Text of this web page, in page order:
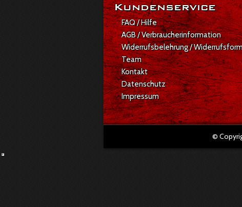
Kundenservice
FAQ / Hilfe
AGB / Verbraucherinformation
Widerrufsbelehrung /
Team
Kontakt
Datenschutz
Impressum
©